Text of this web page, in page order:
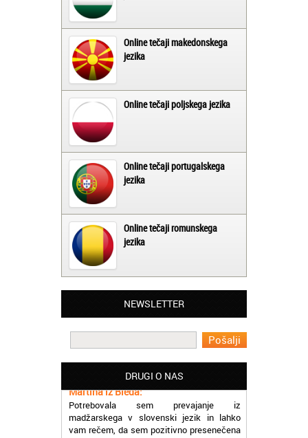
Online tečaji makedonskega
jezika
Online tečaji poljskega jezika
Online tečaji portugalskega
jezika
Online tečaji romunskega
jezika
NEWSLETTER
DRUGI O NAS
Matjaž iz Ajdovščine:
Lahko pohvalim vse zaposlene v Akademiji
Oxford, ker so resnično profesionalni in
prevajalske storitve opravljajo hitro in
Potrebovala sem prevajanje iz
madžarskega v slovenski jezik in lahko
vam rečem, da sem pozitivno presenečena
nad hitrostjo in kakovostjo storitve